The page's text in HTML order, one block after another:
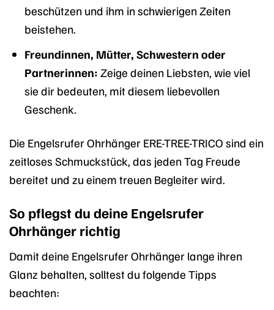
beschützen und ihm in schwierigen Zeiten
beistehen.
Freundinnen, Mütter, Schwestern oder
Partnerinnen: Zeige deinen Liebsten, wie viel
sie dir bedeuten, mit diesem liebevollen
Geschenk.
Die Engelsrufer Ohrhänger ERE-TREE-TRICO sind ein
zeitloses Schmuckstück, das jeden Tag Freude
bereitet und zu einem treuen Begleiter wird.
So pflegst du deine Engelsrufer
Ohrhänger richtig
Damit deine Engelsrufer Ohrhänger lange ihren
Glanz behalten, solltest du folgende Tipps
beachten: